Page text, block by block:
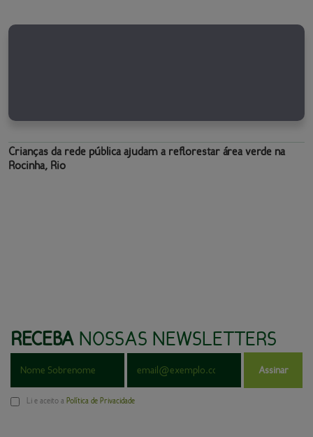
Crianças da rede pública ajudam a reflorestar área verde na
Rocinha, Rio
RECEBA NOSSAS NEWSLETTERS
Li e aceito a Política de Privacidade
Assinar